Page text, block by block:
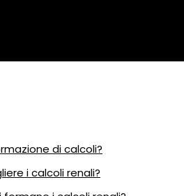
di calcoli?
i calcoli renali?